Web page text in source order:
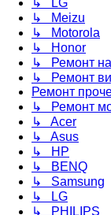
↳ LG
↳ Meizu
↳ Motorola
↳ Honor
↳ Ремонт
↳ Ремонт
Ремонт
↳ Ремонт
↳ Acer
↳ Asus
↳ HP
↳ BENQ
↳ Samsung
↳ LG
↳ PHILIPS